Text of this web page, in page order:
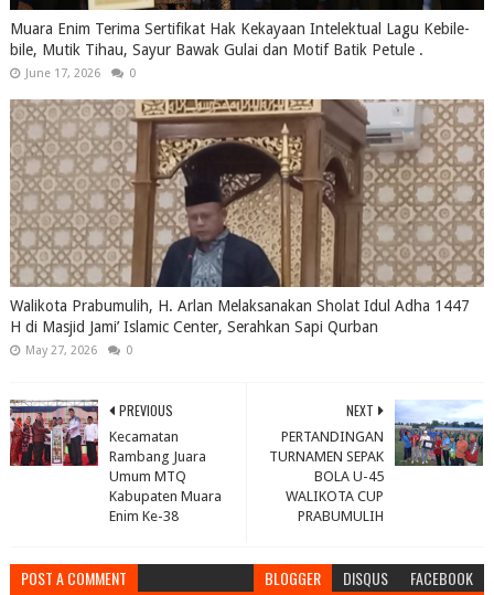
Muara Enim Terima Sertifikat Hak Kekayaan Intelektual Lagu Kebile-
bile, Mutik Tihau, Sayur Bawak Gulai dan Motif Batik Petule .
June 17, 2026 0
Walikota Prabumulih, H. Arlan Melaksanakan Sholat Idul Adha 1447
H di Masjid Jami’ Islamic Center, Serahkan Sapi Qurban
May 27, 2026 0
NEXT
PERTANDINGAN
TURNAMEN SEPAK
BOLA U-45
WALIKOTA CUP
PRABUMULIH
PREVIOUS
Kecamatan
Rambang Juara
Umum MTQ
Kabupaten Muara
Enim Ke-38
POST A COMMENT BLOGGER DISQUS FACEBOOK